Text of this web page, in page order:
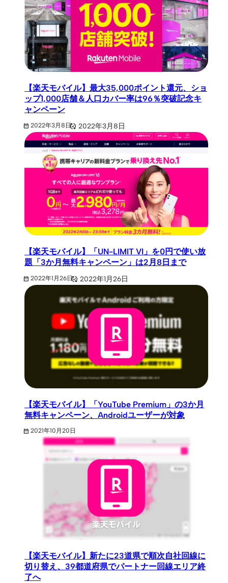
【楽天モバイル】最大35,000ポイント還元、ショ
ップ1,000店舗＆人口カバー率は96％突破記念キ
ャンペーン
2022年3月8日 2022年3月8日
【楽天モバイル】「UN-LIMIT VI」を0円で使い放
題「3か月無料キャンペーン」は2月8日まで
2022年1月26日 2022年1月26日
【楽天モバイル】「YouTube Premium」の3か月
無料キャンペーン、Androidユーザーが対象
2021年10月20日
【楽天モバイル】新たに23道県で順次自社回線に
切り替え、39都道府県でパートナー回線エリア終
了へ